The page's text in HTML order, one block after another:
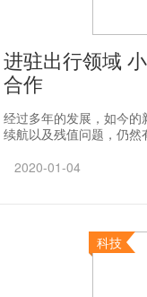
进驻出行领域
合作
经过多年的发展，如今
续航以及残值问题，仍
2020-01-04
科技